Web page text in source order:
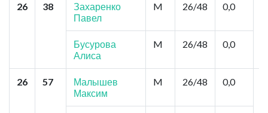
26 38
Захаренко
Павел
M 26/48 0,0
Бусурова
Алиса
M 26/48 0,0
26 57
Малышев
Максим
M 26/48 0,0